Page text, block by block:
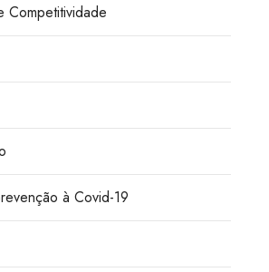
Competitividade
à Covid-19